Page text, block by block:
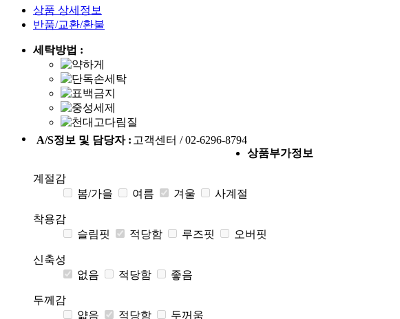
상품 상세정보
반품/교환/환불
세탁방법 :
A/S정보 및 담당자 : 고객센터 / 02-6296-8794
상품부가정보
계절감
봄/가을
여름 겨울 사계절
착용감
슬림핏
적당함 루즈핏 오버핏
신축성
없음
적당함 좋음
두께감
얇음
적당함 두꺼움